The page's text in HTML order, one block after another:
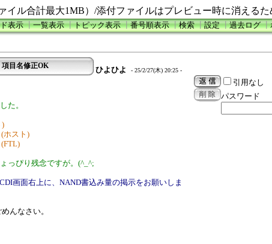
イル合計最大1MB）/添付ファイルはプレビュー時に消えるた
表示┃一覧表示┃トピック表示┃番号順表示┃検索┃設定┃過去ログ┃
項目名修正OK ひよひよ - 25/2/27(木) 20:25 -
た。
)
ホスト)
っぴり残念ですが。(^_^;
画面右上に、NAND書込み量の掲示をお願いしま
んなさい。
引用なし
パスワード